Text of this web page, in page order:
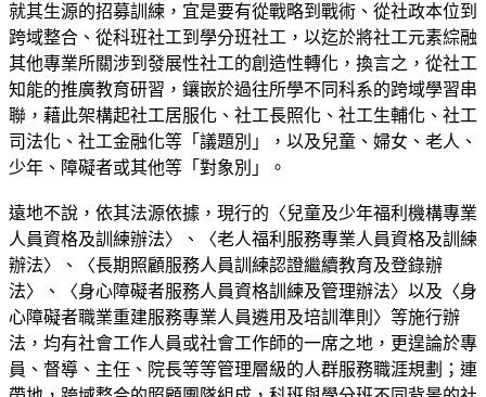
就其生源的招募訓練，宜是要有從戰略到戰術、從社政本位到
跨域整合、從科班社工到學分班社工，以迄於將社工元素綜融
其他專業所關涉到發展性社工的創造性轉化，換言之，從社工
知能的推廣教育研習，鑲嵌於過往所學不同科系的跨域學習串
聯，藉此架構起社工居服化、社工長照化、社工生輔化、社工
司法化、社工金融化等「議題別」，以及兒童、婦女、老人、
少年、障礙者或其他等「對象別」。
遠地不說，依其法源依據，現行的〈兒童及少年福利機構專業
人員資格及訓練辦法〉、〈老人福利服務專業人員資格及訓練
辦法〉、〈長期照顧服務人員訓練認證繼續教育及登錄辦
法〉、〈身心障礙者服務人員資格訓練及管理辦法〉以及〈身
心障礙者職業重建服務專業人員遴用及培訓準則〉等施行辦
法，均有社會工作人員或社會工作師的一席之地，更遑論於專
員、督導、主任、院長等等管理層級的人群服務職涯規劃；連